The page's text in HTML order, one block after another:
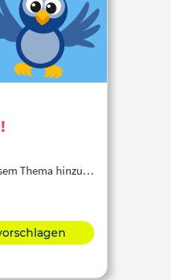
Thema hinzu…